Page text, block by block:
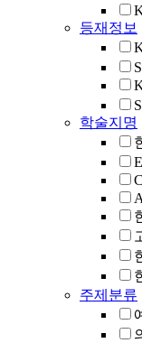
등재정보
학술지명
주제분류